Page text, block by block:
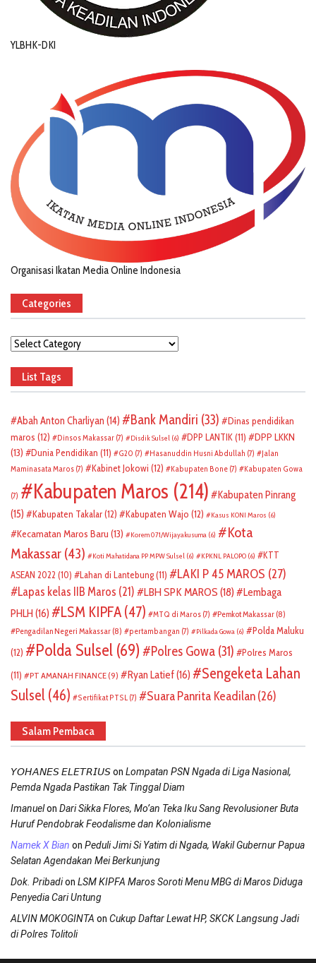
YLBHK-DKI
Organisasi Ikatan Media Online Indonesia
Categories
Categories
List Tags
Abah Anton Charliyan (14) Bank Mandiri (33)
Dinas pendidikan
maros (12) Dinsos Makassar (7) Disdik Sulsel (6) DPP LANTIK(11)
DPP LKKN
(13)
Dunia Pendidikan (11) G20 (7) Hasanuddin Husni Abdullah (7)
Jalan
Maminasata Maros (7) Kabinet Jokowi (12) Kabupaten Bone (7) Kabupaten Gowa
(7) Kabupaten Maros (214)
Kabupaten Pinrang
(15)
Kabupaten Takalar(12) Kabupaten Wajo (12) Kasus KONI Maros (6)
Kecamatan Maros Baru (13) Korem 071/Wijayakusuma (6)
Kota
Makassar (43) Koti Mahatidana PP MPW Sulsel (6) KPKNL PALOPO (6)
KTT
ASEAN 2022 (10) Lahan di Lantebung(11) LAKI P 45 MAROS (27)
Lapas kelas IIB Maros (21) LBH SPK MAROS (18)
Lembaga
PHLH (16) LSM KIPFA (47) MTQ di Maros (7) Pemkot Makassar (8)
Pengadilan Negeri Makassar (8) pertambangan (7) Pilkada Gowa (6)
Polda Maluku
(12)
Polda Sulsel (69) Polres Gowa (31)
Polres Maros
(11)
PT AMANAH FINANCE(9) Ryan Latief(16)
Sengeketa Lahan
Sulsel (46) Sertifikat PTSL (7) Suara Panrita Keadilan(26)
Salam Pembaca
𝘠𝘖𝘏𝘈𝘕𝘌𝘚 𝘌𝘓𝘌𝘛𝘙𝘐𝘜𝘚on Lompatan PSN Ngada di Liga Nasional,
Pemda Ngada Pastikan Tak Tinggal Diam
Imanuelon Dari Sikka Flores, Mo’an Teka Iku Sang Revolusioner Buta
Huruf Pendobrak Feodalisme dan Kolonialisme
Namek X Bian on Peduli Jimi Si Yatim di Ngada, Wakil Gubernur Papua
Selatan Agendakan Mei Berkunjung
Dok. Pribadion LSM KIPFA Maros Soroti Menu MBG di Maros Diduga
Penyedia Cari Untung
ALVIN MOKOGINTA on Cukup Daftar Lewat HP, SKCK Langsung Jadi
di Polres Tolitoli